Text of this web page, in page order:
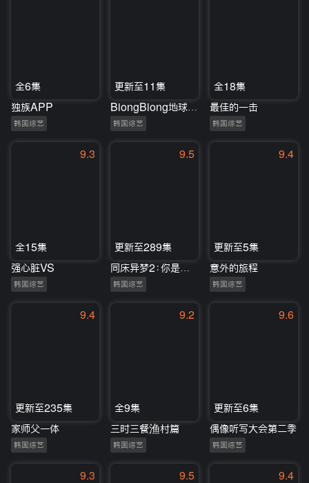
全6集
独族APP
韩国综艺
更新至11集
BiongBiong地球游戏厅第三季
韩国综艺
全18集
最佳的一击
韩国综艺
9.3
全15集
强心脏VS
韩国综艺
9.5
更新至289集
韩国综艺
9.4
更新至5集
意外的旅程
韩国综艺
9.4
更新至235集
家师父一体
韩国综艺
9.2
全9集
三时三餐渔村篇
韩国综艺
9.6
更新至6集
偶像听写大会第二季
韩国综艺
9.3 9.5 9.4